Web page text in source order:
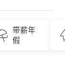
带薪年
假